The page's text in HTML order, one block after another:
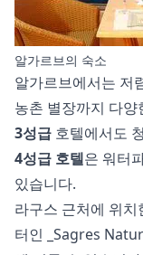
알가르브의 숙소
알가르브에서는 저
농촌 별장까지 다
3성급 호텔에서도
4성급 호텔은 워터
있습니다.
라구스 근처에 위치
터인 _Sagres